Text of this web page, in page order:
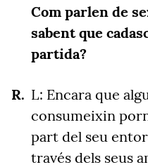
Com parlen de
sabent que
partida?
L: Encara que
consumeixin
part del seu
través dels seus